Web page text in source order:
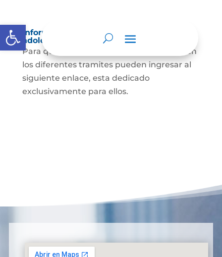
Abrir barra de herramientas
Información para niños, niñas y
adolescentes
Para que nuestro niños y jóvenes conozcan
los diferentes tramites pueden ingresar al
siguiente enlace, esta dedicado
exclusivamente para ellos.